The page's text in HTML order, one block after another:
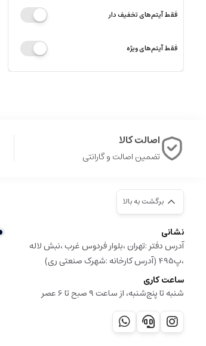
فقط آیتم‌های تخفیف دار
فقط آیتم‌های ویژه
اصالت کالا
تضمین اصالت و گارانتی
برگشت به بالا
نشانی
آدرس دفتر :تهران ،بلوار فردوس غرب ،نبش لاله
،پ495 (آدرس کارخانه :شهرک صنعتی ری)
ساعت کاری
شنبه تا پنج‌شنبه، از ساعت ۹ صبح تا 6 عصر